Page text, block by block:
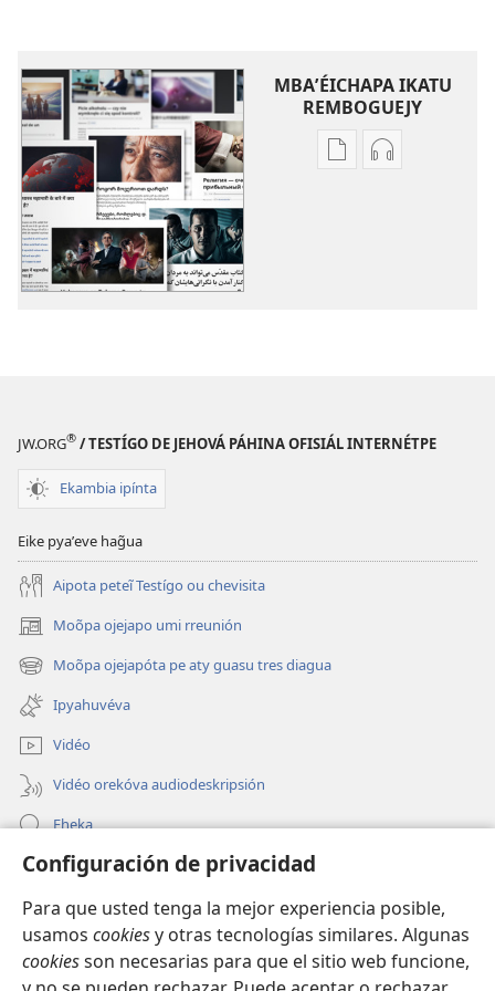
Configuración de privacidad
Para que usted tenga la mejor experiencia posible,
usamos cookiesy otras tecnologías similares. Algunas
cookiesson necesarias para que el sitio web funcione,
MBAʼÉICHAPA IKATU
REMBOGUEJY
RemboguejyRemboguejy
JW.ORG® / TESTÍGO DE JEHOVÁ PÁHINA OFISIÁL INTERNÉTPE
Ekambia ipínta
Eike pyaʼeve hag̃ua
Aipota peteĩ Testígo ou chevisita
Moõpa ojejapo umi rreunión
(abre
una
nueva
ventana)
Moõpa ojejapóta pe aty guasu tres diagua
(abre
una
nueva
ventana)
Ipyahuvéva
Vidéo
Vidéo orekóva audiodeskripsión
Eheka
Ayuda
Edona hag̃ua
(abre
nueva Vivliotéka oĩva Internétpe Watchtower